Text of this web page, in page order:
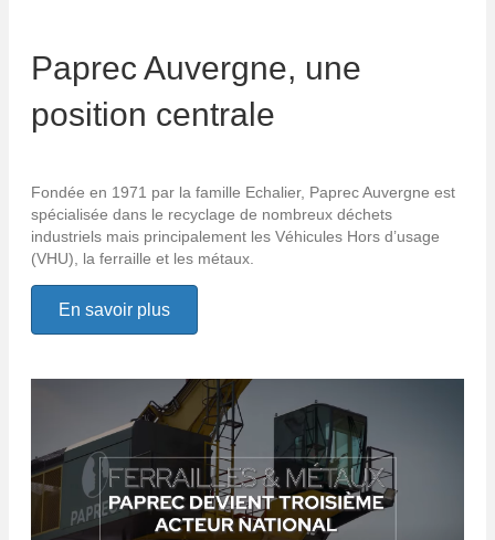
Paprec Auvergne, une
position centrale
Fondée en 1971 par la famille Echalier, Paprec Auvergne est
spécialisée dans le recyclage de nombreux déchets
industriels mais principalement les Véhicules Hors d’usage
(VHU), la ferraille et les métaux.
En savoir plus